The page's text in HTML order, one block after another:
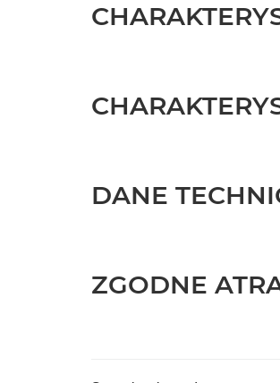
DANE
ZGODNE